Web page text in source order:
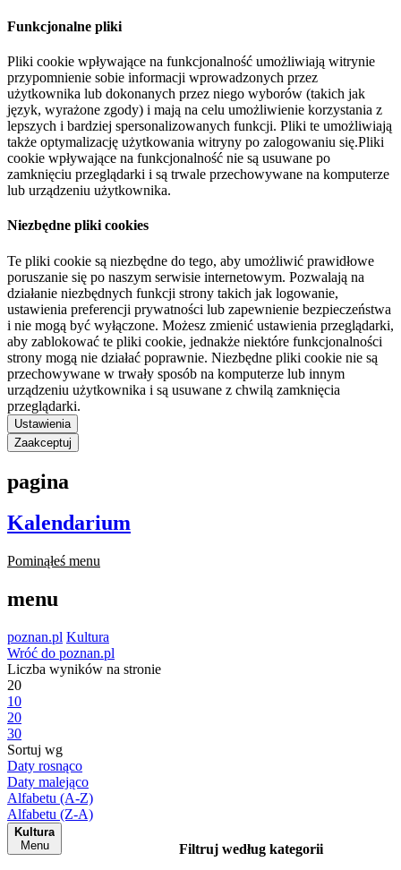
Funkcjonalne pliki
Pliki cookie wpływające na funkcjonalność umożliwiają witrynie
przypomnienie sobie informacji wprowadzonych przez
użytkownika lub dokonanych przez niego wyborów (takich jak
język, wyrażone zgody) i mają na celu umożliwienie korzystania z
lepszych i bardziej spersonalizowanych funkcji. Pliki te umożliwiają
także optymalizację użytkowania witryny po zalogowaniu się.Pliki
cookie wpływające na funkcjonalność nie są usuwane po
zamknięciu przeglądarki i są trwale przechowywane na komputerze
lub urządzeniu użytkownika.
Niezbędne pliki cookies
Te pliki cookie są niezbędne do tego, aby umożliwić prawidłowe
poruszanie się po naszym serwisie internetowym. Pozwalają na
działanie niezbędnych funkcji strony takich jak logowanie,
ustawienia preferencji prywatności lub zapewnienie bezpieczeństwa
i nie mogą być wyłączone. Możesz zmienić ustawienia przeglądarki,
aby zablokować te pliki cookie, jednakże niektóre funkcjonalności
strony mogą nie działać poprawnie. Niezbędne pliki cookie nie są
przechowywane w trwały sposób na komputerze lub innym
urządzeniu użytkownika i są usuwane z chwilą zamknięcia
przeglądarki.
Ustawienia
Zaakceptuj
pagina
Kalendarium
Pominąłeś menu
menu
poznan.pl Kultura
Wróć do poznan.pl
Liczba wyników na stronie
20
10
20
30
Sortuj wg
Daty rosnąco
Daty malejąco
Alfabetu (A-Z)
Alfabetu (Z-A)
Kultura
Menu
Filtruj według kategorii